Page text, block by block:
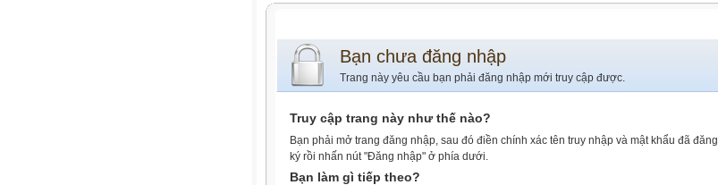
Bạn chưa đăng nhập
Trang này yêu cầu bạn phải đăng nhập mới truy cập được.
Truy cập trang này như thế nào?
Bạn phải mở trang đăng nhập, sau đó điền chính xác tên truy nhập và mật khẩu đã đăng
ký rồi nhấn nút "Đăng nhập" ở phía dưới.
Bạn làm gì tiếp theo?